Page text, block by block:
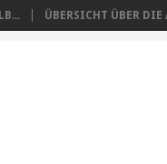
ÜBERSICHT ÜBER DIE